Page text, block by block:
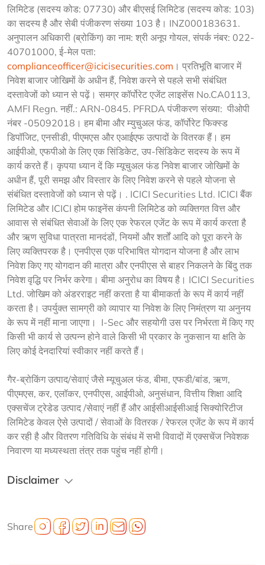
लिमिटेड (सदस्य कोड: 07730) और बीएसई लिमिटेड (सदस्य कोड: 103)
का सदस्य है और सेबी पंजीकरण संख्या 103 है। INZ000183631.
अनुपालन अधिकारी (ब्रोकिंग) का नाम: श्री अनूप गोयल, संपर्क नंबर: 022-
40701000, ई-मेल पता:
complianceofficer@icicisecurities.com । प्रतिभूति बाजार में
निवेश बाजार जोखिमों के अधीन हैं, निवेश करने से पहले सभी संबंधित
दस्तावेजों को ध्यान से पढ़ें। समग्र कॉर्पोरेट एजेंट लाइसेंस No.CA0113,
AMFI Regn. नहीं.: ARN-0845. PFRDA पंजीकरण संख्या:  पीओपी
नंबर -05092018। हम बीमा और म्युचुअल फंड, कॉर्पोरेट फिक्स्ड
डिपॉजिट, एनसीडी, पीएमएस और एआईएफ उत्पादों के वितरक हैं। हम
आईपीओ, एफपीओ के लिए एक सिंडिकेट, उप-सिंडिकेट सदस्य के रूप में
कार्य करते हैं। कृपया ध्यान दें कि म्यूचुअल फंड निवेश बाजार जोखिमों के
अधीन हैं, पूरी समझ और विस्तार के लिए निवेश करने से पहले योजना से
संबंधित दस्तावेजों को ध्यान से पढ़ें। . ICICI Securities Ltd. ICICI बैंक
लिमिटेड और ICICI होम फाइनेंस कंपनी लिमिटेड को व्यक्तिगत वित्त और
आवास से संबंधित सेवाओं के लिए एक रेफरल एजेंट के रूप में कार्य करता है
और ऋण सुविधा पात्रता मानदंडों, नियमों और शर्तों आदि को पूरा करने के
लिए व्यक्तिपरक है। एनपीएस एक परिभाषित योगदान योजना है और लाभ
निवेश किए गए योगदान की मात्रा और एनपीएस से बाहर निकलने के बिंदु तक
निवेश वृद्धि पर निर्भर करेगा। बीमा अनुरोध का विषय है। ICICI Securities
Ltd. जोखिम को अंडरराइट नहीं करता है या बीमाकर्ता के रूप में कार्य नहीं
करता है। उपर्युक्त सामग्री को व्यापार या निवेश के लिए निमंत्रण या अनुनय
के रूप में नहीं माना जाएगा।  I-Sec और सहयोगी उस पर निर्भरता में किए गए
किसी भी कार्य से उत्पन्न होने वाले किसी भी प्रकार के नुकसान या क्षति के
लिए कोई देनदारियां स्वीकार नहीं करते हैं।
गैर-ब्रोकिंग उत्पाद/सेवाएं जैसे म्यूचुअल फंड, बीमा, एफडी/बांड, ऋण,
पीएमएस, कर, एलॉकर, एनपीएस, आईपीओ, अनुसंधान, वित्तीय शिक्षा आदि
एक्सचेंज ट्रेडेड उत्पाद /सेवाएं नहीं हैं और आईसीआईसीआई सिक्योरिटीज
लिमिटेड केवल ऐसे उत्पादों / सेवाओं के वितरक / रेफरल एजेंट के रूप में कार्य
कर रही है और वितरण गतिविधि के संबंध में सभी विवादों में एक्सचेंज निवेशक
निवारण या मध्यस्थता तंत्र तक पहुंच नहीं होगी।
Disclaimer
Share